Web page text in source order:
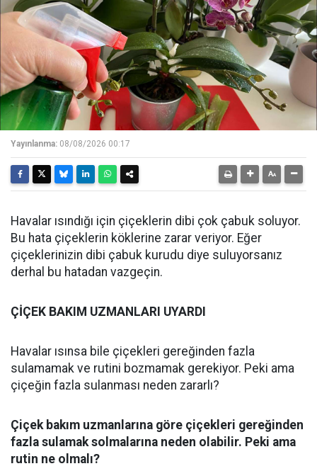
Yayınlanma: 08/08/2026 00:17
Havalar ısındığı için çiçeklerin dibi çok çabuk soluyor.
Bu hata çiçeklerin köklerine zarar veriyor. Eğer
çiçeklerinizin dibi çabuk kurudu diye suluyorsanız
derhal bu hatadan vazgeçin.
ÇİÇEK BAKIM UZMANLARI UYARDI
Havalar ısınsa bile çiçekleri gereğinden fazla
sulamamak ve rutini bozmamak gerekiyor. Peki ama
çiçeğin fazla sulanması neden zararlı?
Çiçek bakım uzmanlarına göre çiçekleri gereğinden
fazla sulamak solmalarına neden olabilir. Peki ama
rutin ne olmalı?